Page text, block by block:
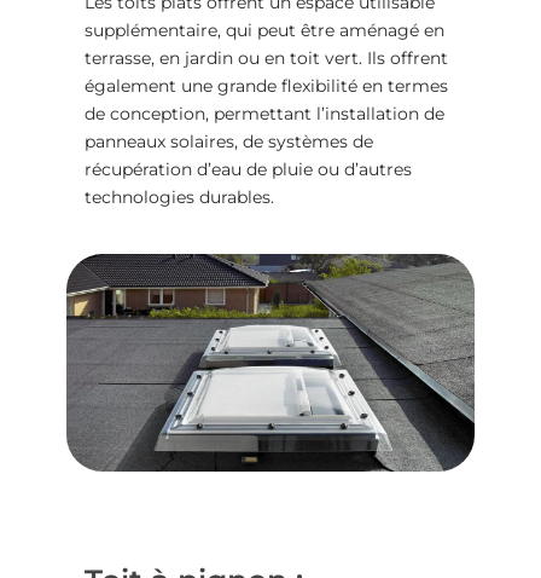
supplémentaire, qui peut être aménagé en
terrasse, en jardin ou en toit vert. Ils offrent
également une grande flexibilité en termes
de conception, permettant l’installation de
panneaux solaires, de systèmes de
récupération d’eau de pluie ou d’autres
technologies durables.